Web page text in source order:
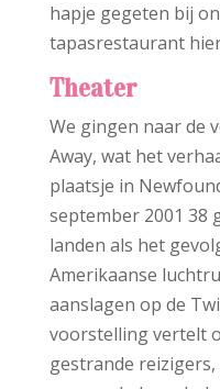
hapje gegeten bij
tapasrestaurant
Theater
We gingen naar de
Away, wat het
plaatsje in
september 2001 38
landen als het
Amerikaanse
aanslagen op de
voorstelling vertelt
gestrande